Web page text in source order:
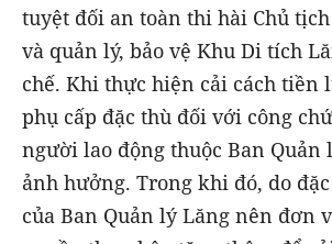
tuyệt đối an toàn thi hài Chủ
và quản lý, bảo vệ Khu Di tích
chế. Khi thực hiện cải cách tiền
phụ cấp đặc thù đối với công
người lao động thuộc Ban Quản
ảnh hưởng. Trong khi đó, do
của Ban Quản lý Lăng nên đơn